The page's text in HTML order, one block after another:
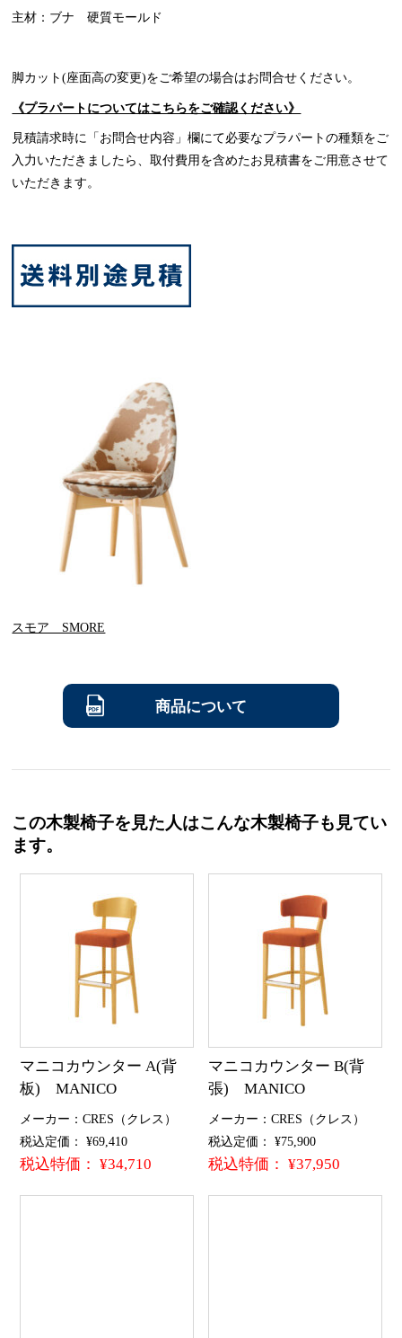
主材：ブナ 硬質モールド
脚カット(座面高の変更)をご希望の場合はお問合せください。
《プラパートについてはこちらをご確認ください》
見積請求時に「お問合せ内容」欄にて必要なプラパートの種類をご
入力いただきましたら、取付費用を含めたお見積書をご用意させて
いただきます。
スモア SMORE
商品について
この木製椅子を見た人はこんな木製椅子も見てい
ます。
マニコカウンター A(背
板) MANICO
メーカー：CRES（クレス）
税込定価： ¥69,410
税込特価： ¥34,710
マニコカウンター B(背
張) MANICO
メーカー：CRES（クレス）
税込定価： ¥75,900
税込特価： ¥37,950